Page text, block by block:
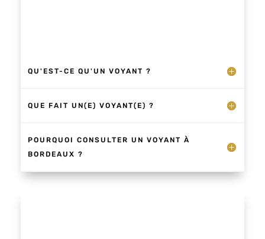
QU'EST-CE QU'UN VOYANT ?
QUE FAIT UN(E) VOYANT(E) ?
POURQUOI CONSULTER UN VOYANT À
BORDEAUX ?